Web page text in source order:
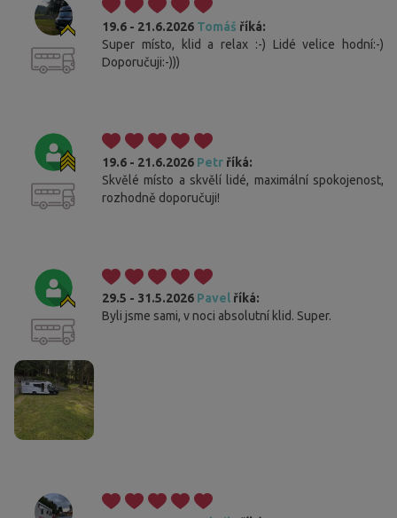
19.6 - 21.6.2026 Tomáš říká:
Super místo, klid a relax :-) Lidé velice hodní:-)
Doporučuji:-)))
19.6 - 21.6.2026 Petr říká:
Skvělé místo a skvělí lidé, maximální spokojenost,
rozhodně doporučuji!
29.5 - 31.5.2026 Pavel říká:
Byli jsme sami, v noci absolutní klid. Super.